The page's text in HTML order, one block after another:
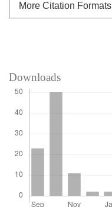
More Citation Formats
Downloads